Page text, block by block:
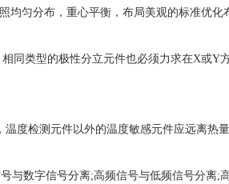
均匀分布，重心平衡，布局美观的标准优化
同类型的极性分立元件也必须力求在X或Y
度检测元件以外的温度敏感元件应远离热量
与数字信号分离;高频信号与低频信号分离;